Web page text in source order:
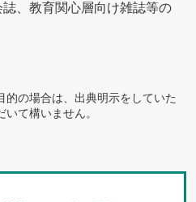
、教育関心層向け雑誌等の
の場合は、出典明示をしていた
て構いません。